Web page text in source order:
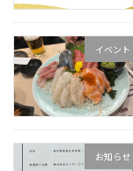
イベント
お知らせ